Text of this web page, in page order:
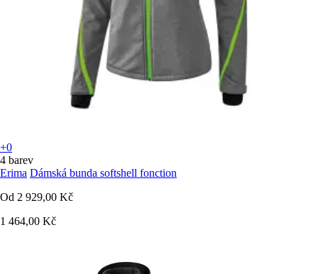
+0
4 barev
Erima Dámská bunda softshell fonction
Od 2 929,00 Kč
1 464,00 Kč